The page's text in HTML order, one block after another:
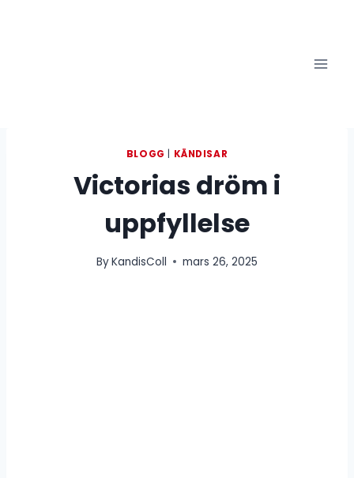
BLOGG KÄNDISAR
Victorias dröm i
uppfyllelse
ByKandisColl mars 26, 2025